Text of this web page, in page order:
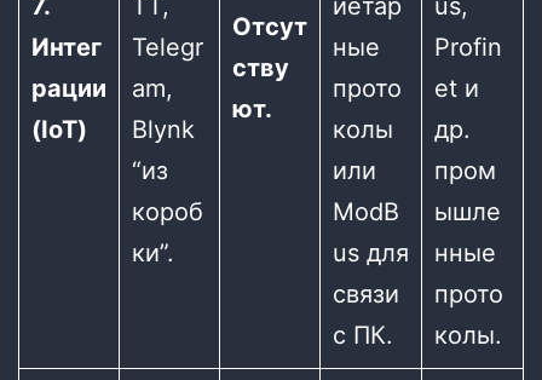
7.
Интег
рации
(IoT)
TT,
Telegr
am,
Blynk
“из
короб
ки”.
Отсут
ству
ют.
иетар
ные
прото
колы
или
ModB
us для
связи
с ПК.
us,
Profin
et и
др.
пром
ышле
нные
прото
колы.